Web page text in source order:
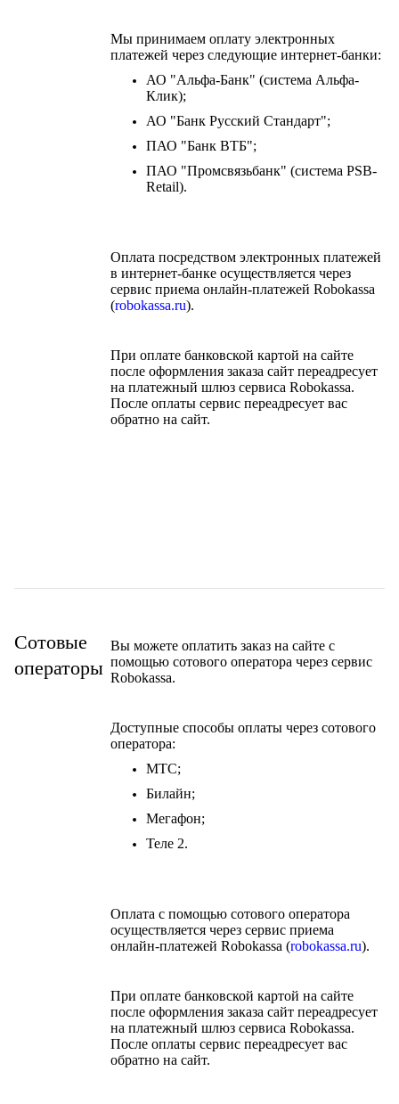
Мы принимаем оплату электронных
платежей через следующие интернет-банки:
АО "Альфа-Банк" (система Альфа-
Клик);
АО "Банк Русский Стандарт";
ПАО "Банк ВТБ";
ПАО "Промсвязьбанк" (система PSB-
Retail).
Оплата посредством электронных платежей
в интернет-банке осуществляется через
сервис приема онлайн-платежей Robokassa
(robokassa.ru).
При оплате банковской картой на сайте
после оформления заказа сайт переадресует
на платежный шлюз сервиса Robokassa.
После оплаты сервис переадресует вас
обратно на сайт.
Сотовые
операторы
Вы можете оплатить заказ на сайте с
помощью сотового оператора через сервис
Robokassa.
Доступные способы оплаты через сотового
оператора:
МТС;
Билайн;
Мегафон;
Теле 2.
Оплата с помощью сотового оператора
осуществляется через сервис приема
онлайн-платежей Robokassa (robokassa.ru).
При оплате банковской картой на сайте
после оформления заказа сайт переадресует
на платежный шлюз сервиса Robokassa.
После оплаты сервис переадресует вас
обратно на сайт.